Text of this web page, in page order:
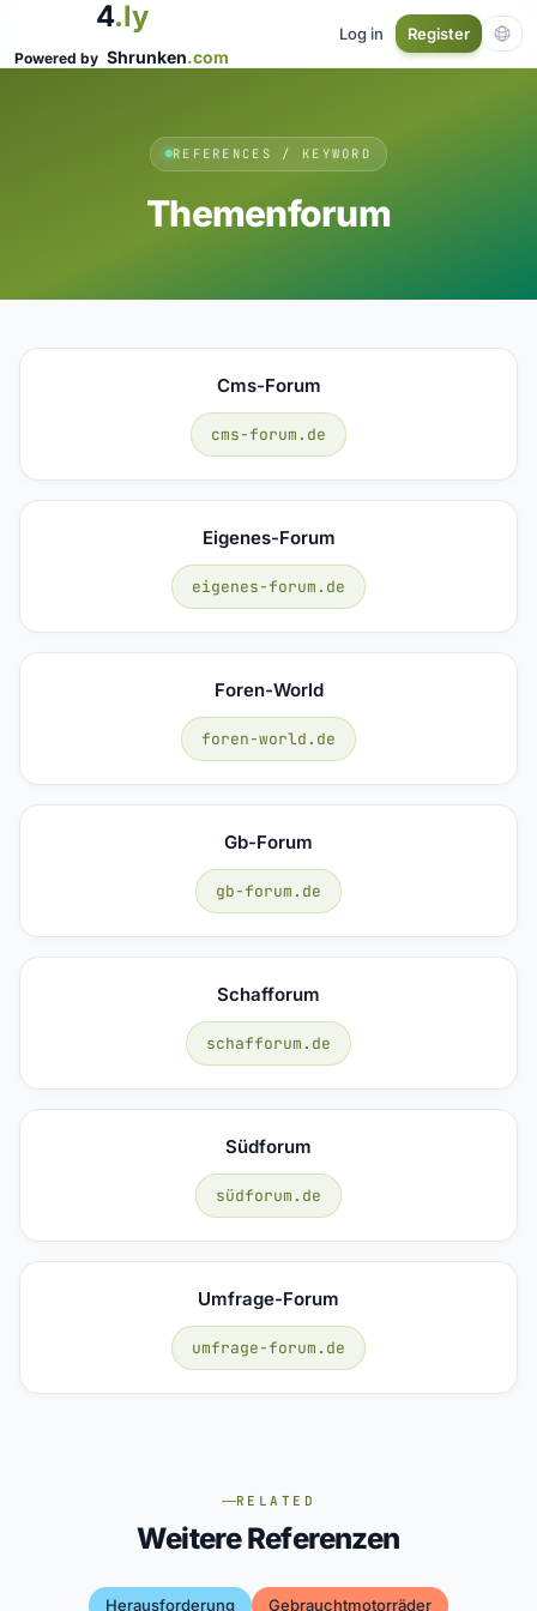
4.ly
Powered by Shrunken.com
Log in Register
REFERENCES / KEYWORD
Themenforum
Cms-Forum
cms-forum.de
Eigenes-Forum
eigenes-forum.de
Foren-World
foren-world.de
Gb-Forum
gb-forum.de
Schafforum
schafforum.de
Südforum
südforum.de
Umfrage-Forum
umfrage-forum.de
RELATED
Weitere Referenzen
Herausforderung Gebrauchtmotorräder